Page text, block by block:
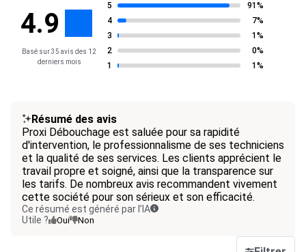
4.9
Basé sur 35 avis des 12
derniers mois
5
91%
4
7%
3
1%
2
0%
1
1%
Résumé des avis
Proxi Débouchage est saluée pour sa rapidité
d'intervention, le professionnalisme de ses techniciens
et la qualité de ses services. Les clients apprécient le
travail propre et soigné, ainsi que la transparence sur
les tarifs. De nombreux avis recommandent vivement
cette société pour son sérieux et son efficacité.
Ce résumé est généré par l’IA
Utile ?
Oui Non